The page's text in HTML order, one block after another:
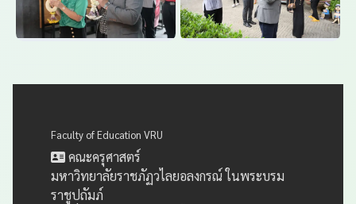
Faculty of Education VRU
คณะครุศาสตร์
มหาวิทยาลัยราชภัฏวไลยอลงกรณ์ ในพระบรม
ราชูปถัมภ์